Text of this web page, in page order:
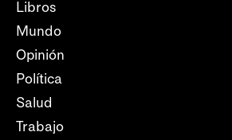
Libros
Mundo
Opinión
Política
Salud
Trabajo